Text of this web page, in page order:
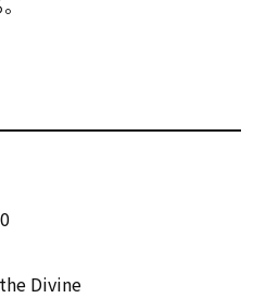
Divine